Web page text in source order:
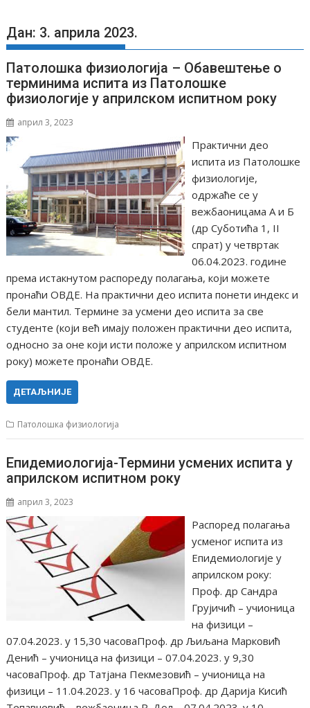
Дан: 3. априла 2023.
Патолошка физиологија – Обавештење о
терминима испита из Патолошке
физиологије у априлском испитном року
април 3, 2023
Практични део
испита из Патолошке
физиологије,
одржаће се у
вежбаоницама А и Б
(др Суботића 1, II
спрат) у четвртак
06.04.2023. године
према истакнутом распореду полагања, који можете
пронаћи ОВДЕ. На практични део испита понети индекс и
бели мантил. Терминe за усмени део испита за све
студенте (који већ имају положен практични део испита,
односно за оне који исти положе у априлском испитном
року) можете пронаћи ОВДЕ.
ДЕТАЉНИЈЕ
Патолошка физиологија
Епидемиологија-Термини усмених испита у
априлском испитном року
април 3, 2023
Распоред полагања
усменог испита из
Епидемиологије у
априлском року:
Проф. др Сандра
Грујичић – учионица
на физици –
07.04.2023. у 15,30 часоваПроф. др Љиљана Марковић
Денић – учионица на физици – 07.04.2023. у 9,30
часоваПроф. др Татјана Пекмезовић – учионица на
физици – 11.04.2023. у 16 часоваПроф. др Дарија Кисић